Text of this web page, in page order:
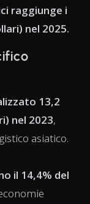
raggiunge i
nel 2025.
13,2
nel 2023,
asiatico.
il 14,4% del